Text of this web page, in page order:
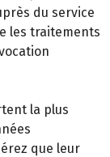
du service
les traitements
la plus
que leur